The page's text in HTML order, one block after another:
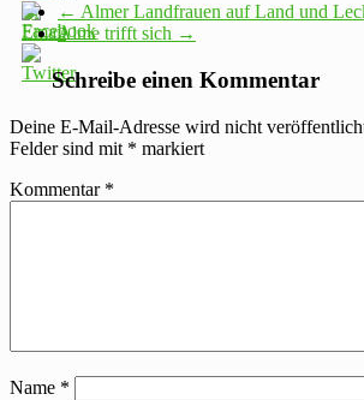
← Almer Landfrauen auf Land und
Alme trifft sich →
Schreibe einen Kommentar
Deine E-Mail-Adresse wird nicht
Felder sind mit * markiert
Kommentar *
Name *